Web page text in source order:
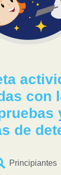
con
de
Principiantes